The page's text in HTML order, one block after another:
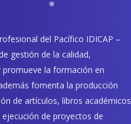
del Pacífico IDICAP –
gestión de la calidad,
la formación en
fomenta la producción
de artículos, libros académicos
de proyectos de